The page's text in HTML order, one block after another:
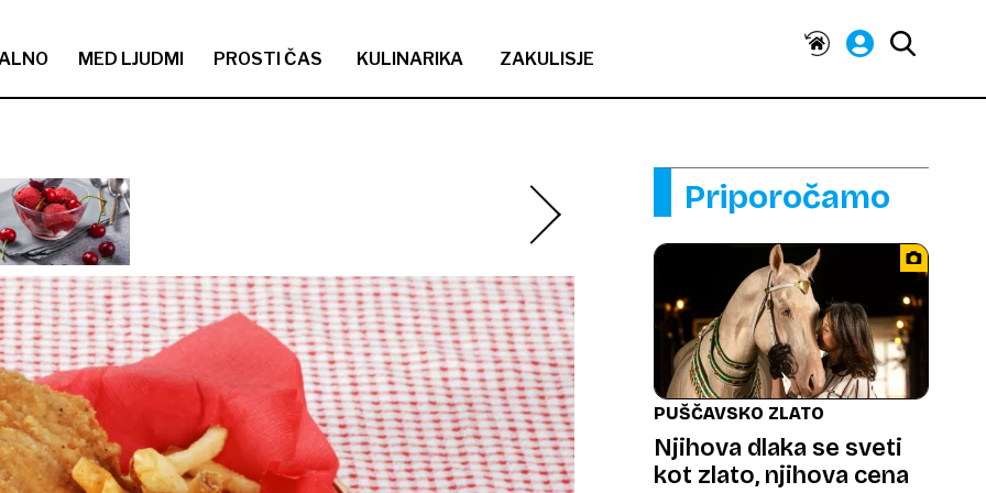
MED LJUDMI PROSTI ČAS KULINARIKA ZAKULISJE
Priporočamo
PUŠČAVSKO ZLATO
Njihova dlaka se sveti
kot zlato, njihova cena